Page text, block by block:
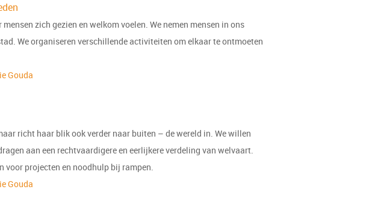
n
zich gezien en welkom voelen. We nemen mensen in ons
We organiseren verschillende activiteiten om elkaar te ontmoeten
Gouda
richt haar blik ook verder naar buiten – de wereld in. We willen
aan een rechtvaardigere en eerlijkere verdeling van welvaart.
voor projecten en noodhulp bij rampen.
Gouda